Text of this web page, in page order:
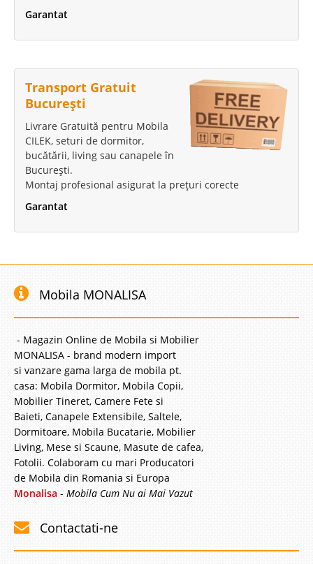
Garantat
Transport Gratuit
București
Livrare Gratuită pentru Mobila
CILEK, seturi de dormitor,
bucătării, living sau canapele în
București.
Montaj profesional asigurat la prețuri corecte
Garantat
Mobila MONALISA
- Magazin Online de Mobila si Mobilier
MONALISA - brand modern import
si vanzare gama larga de mobila pt.
casa: Mobila Dormitor, Mobila Copii,
Mobilier Tineret, Camere Fete si
Baieti, Canapele Extensibile, Saltele,
Dormitoare, Mobila Bucatarie, Mobilier
Living, Mese si Scaune, Masute de cafea,
Fotolii. Colaboram cu mari Producatori
de Mobila din Romania si Europa
Monalisa - Mobila Cum Nu ai Mai Vazut
Contactati-ne